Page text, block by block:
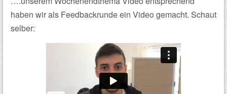
haben wir als Feedbackrunde ein Video gemacht. Schaut
selber: